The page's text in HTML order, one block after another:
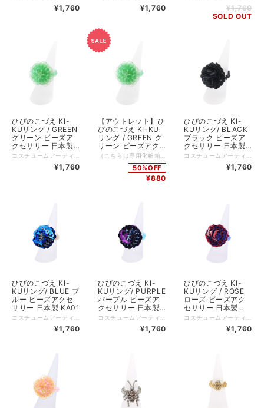
¥1,760 ¥1,760
¥1,760
SOLD OUT
ひびのこづえ KI-
KUリング / GREEN
グリーン ビーズア
クセサリー 日本製
KA01
¥1,760
【アウトレット】ひ
びのこづえ KI-KU
リング / GREEN グ
リーン ビーズアク
セサリー 日本製
50%OFF
¥880
ひびのこづえ KI-
KUリング/ BLACK
ブラック ビーズア
クセサリー 日本製
KA01
¥1,760
ひびのこづえ KI-
KUリング/ BLUE ブ
ルー ビーズアクセ
サリー 日本製 KA01
¥1,760
ひびのこづえ KI-
KUリング/ PURPLE
パープル ビーズア
クセサリー 日本製
KA01
¥1,760
ひびのこづえ KI-
KUリング / ROSE
ローズ ビーズアク
セサリー 日本製
KA01
¥1,760